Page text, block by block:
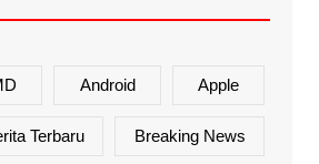
Android Apple
Terbaru Breaking News